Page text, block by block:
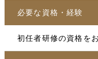
必要な資格・経験
初任者研修の資格を